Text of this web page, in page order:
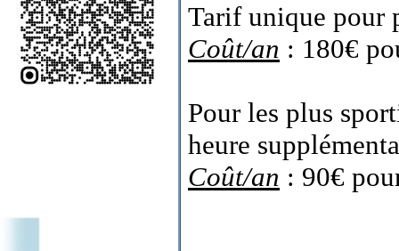
Tarif unique pour
Coût/an : 180€
Pour les plus
heure
Coût/an : 90€